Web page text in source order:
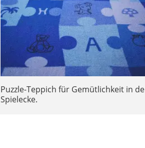
Puzzle-Teppich für Gemütlichkeit in
Spielecke.